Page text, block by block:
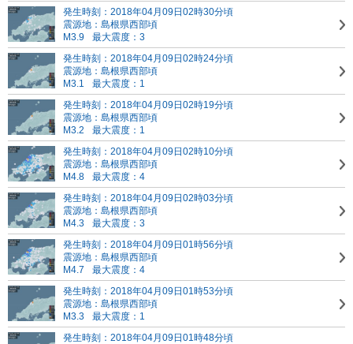
発生時刻：2018年04月09日02時30分頃
震源地：島根県西部頃
M3.9
最大震度：3
発生時刻：2018年04月09日02時24分頃
震源地：島根県西部頃
M3.1
最大震度：1
発生時刻：2018年04月09日02時19分頃
震源地：島根県西部頃
M3.2
最大震度：1
発生時刻：2018年04月09日02時10分頃
震源地：島根県西部頃
M4.8
最大震度：4
発生時刻：2018年04月09日02時03分頃
震源地：島根県西部頃
M4.3
最大震度：3
発生時刻：2018年04月09日01時56分頃
震源地：島根県西部頃
M4.7
最大震度：4
発生時刻：2018年04月09日01時53分頃
震源地：島根県西部頃
M3.3
最大震度：1
発生時刻：2018年04月09日01時48分頃